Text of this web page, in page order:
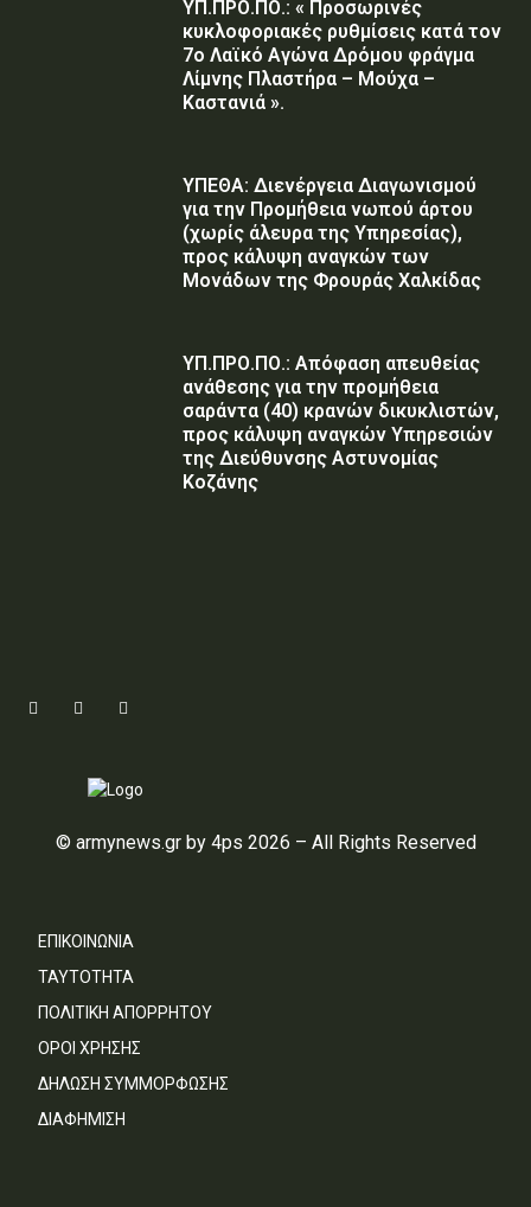
ΥΠ.ΠΡΟ.ΠΟ.: « Προσωρινές
κυκλοφοριακές ρυθμίσεις κατά τον
7ο Λαϊκό Αγώνα Δρόμου φράγμα
Λίμνης Πλαστήρα – Μούχα –
Καστανιά ».
ΥΠΕΘΑ: Διενέργεια Διαγωνισμού
για την Προμήθεια νωπού άρτου
(χωρίς άλευρα της Υπηρεσίας),
προς κάλυψη αναγκών των
Μονάδων της Φρουράς Χαλκίδας
ΥΠ.ΠΡΟ.ΠΟ.: Απόφαση απευθείας
ανάθεσης για την προμήθεια
σαράντα (40) κρανών δικυκλιστών,
προς κάλυψη αναγκών Υπηρεσιών
της Διεύθυνσης Αστυνομίας
Κοζάνης
© armynews.gr by 4ps 2026 – All Rights Reserved
ΕΠΙΚΟΙΝΩΝΙΑ
ΤΑΥΤΟΤΗΤΑ
ΠΟΛΙΤΙΚΗ ΑΠΟΡΡΗΤΟΥ
ΟΡΟΙ ΧΡΗΣΗΣ
ΔΗΛΩΣΗ ΣΥΜΜΟΡΦΩΣΗΣ
ΔΙΑΦΗΜΙΣΗ